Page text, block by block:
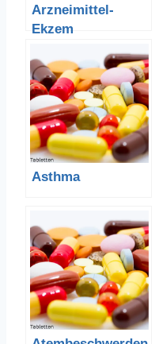
Arzneimittel-
Ekzem
Asthma